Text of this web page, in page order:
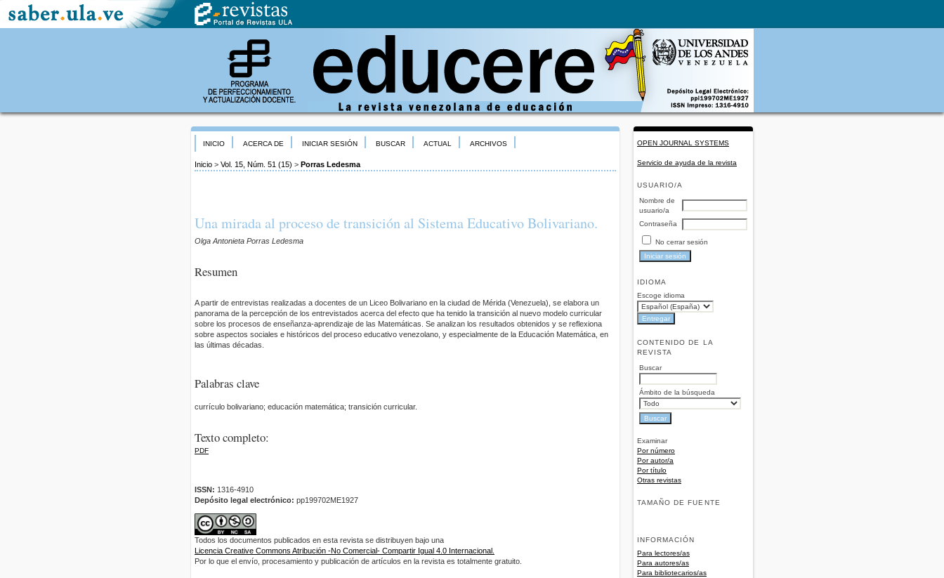
OPEN JOURNAL SYSTEMS
Servicio de ayuda de la revista
USUARIO/A
Nombre de
usuario/a
Contraseña
No cerrar sesión
IDIOMA
Escoge idioma
CONTENIDO DE LA
REVISTA
Buscar
Ámbito de la búsqueda
Examinar
Por número
Por autor/a
Por título
Otras revistas
TAMAÑO DE FUENTE
INFORMACIÓN
Para lectores/as
Para autores/as
Para bibliotecarios/as
INICIO ACERCA DE INICIAR SESIÓN BUSCAR ACTUAL ARCHIVOS
Inicio > Vol. 15, Núm. 51 (15) > Porras Ledesma
Una mirada al proceso de transición al Sistema Educativo Bolivariano.
Olga Antonieta Porras Ledesma
Resumen
A partir de entrevistas realizadas a docentes de un Liceo Bolivariano en la ciudad de Mérida (Venezuela), se elabora un
panorama de la percepción de los entrevistados acerca del efecto que ha tenido la transición al nuevo modelo curricular
sobre los procesos de enseñanza-aprendizaje de las Matemáticas. Se analizan los resultados obtenidos y se reflexiona
sobre aspectos sociales e históricos del proceso educativo venezolano, y especialmente de la Educación Matemática, en
las últimas décadas.
Palabras clave
currículo bolivariano; educación matemática; transición curricular.
Texto completo:
PDF
ISSN: 1316-4910
Depósito legal electrónico: pp199702ME1927
Todos los documentos publicados en esta revista se distribuyen bajo una
Licencia Creative Commons Atribución -No Comercial- Compartir Igual 4.0 Internacional.
Por lo que el envío, procesamiento y publicación de artículos en la revista es totalmente gratuito.